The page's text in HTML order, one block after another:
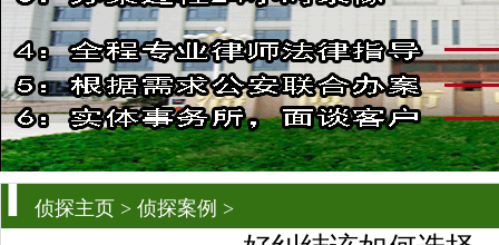
侦探主页 > 侦探案例 >